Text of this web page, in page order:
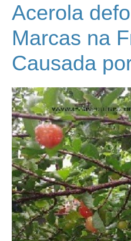
Acerola
Marcas na
Causada